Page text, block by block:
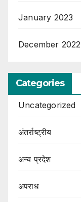
January 2023
December 2022
Categories
Uncategorized
अंतर्राष्ट्रीय
अन्य प्रदेश
अपराध